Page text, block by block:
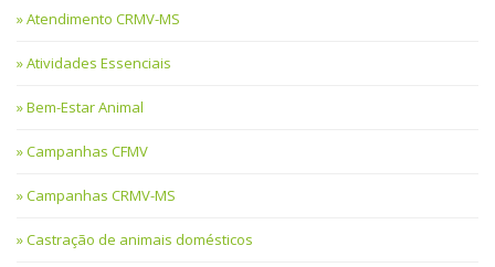
Atendimento CRMV-MS
Atividades Essenciais
Bem-Estar Animal
Campanhas CFMV
Campanhas CRMV-MS
Castração de animais domésticos